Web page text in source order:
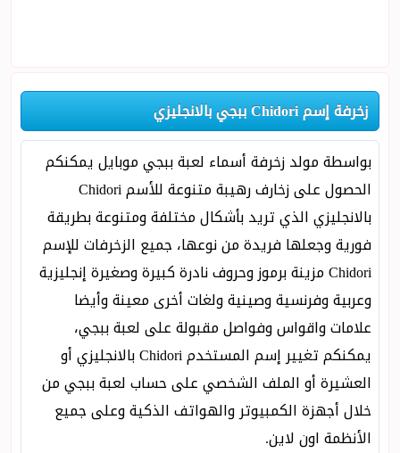
زخرفة إسم Chidori ببجي بالانجليزي
بواسطة مولد زخرفة أسماء لعبة ببجي موبايل يمكنكم
الحصول على زخارف رهيبة متنوعة للأسم Chidori
بالانجليزي الذي تريد بأشكال مختلفة ومتنوعة بطريقة
فورية وجعلها فريدة من نوعها، جميع الزخرفات للإسم
Chidori مزينة برموز وحروف نادرة كبيرة وصغيرة إنجليزية
وعربية وفرنسية وصينية ولغات أخرى معينة وأيضا
علامات واقواس وفواصل مقبولة على لعبة ببجي،
يمكنكم تغيير إسم المستخدم Chidori بالانجليزي أو
العشيرة أو الملف الشخصي على حساب لعبة ببجي من
خلال أجهزة الكمبيوتر والهواتف الذكية وعلى جميع
الأنظمة اون لاين.